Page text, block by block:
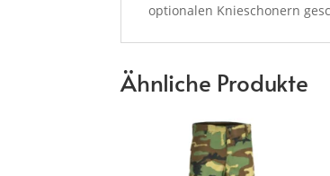
optionalen Knieschonern
Ähnliche Produkte